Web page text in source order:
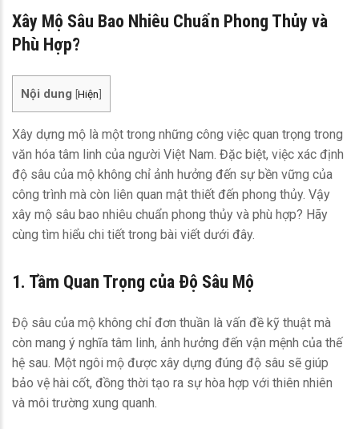
Xây Mộ Sâu Bao Nhiêu Chuẩn Phong Thủy và
Phù Hợp?
Nội dung [Hiện]
Xây dựng mộ là một trong những công việc quan trọng trong
văn hóa tâm linh của người Việt Nam. Đặc biệt, việc xác định
độ sâu của mộ không chỉ ảnh hưởng đến sự bền vững của
công trình mà còn liên quan mật thiết đến phong thủy. Vậy
xây mộ sâu bao nhiêu chuẩn phong thủy và phù hợp? Hãy
cùng tìm hiểu chi tiết trong bài viết dưới đây.
1. Tầm Quan Trọng của Độ Sâu Mộ
Độ sâu của mộ không chỉ đơn thuần là vấn đề kỹ thuật mà
còn mang ý nghĩa tâm linh, ảnh hưởng đến vận mệnh của thế
hệ sau. Một ngôi mộ được xây dựng đúng độ sâu sẽ giúp
bảo vệ hài cốt, đồng thời tạo ra sự hòa hợp với thiên nhiên
và môi trường xung quanh.